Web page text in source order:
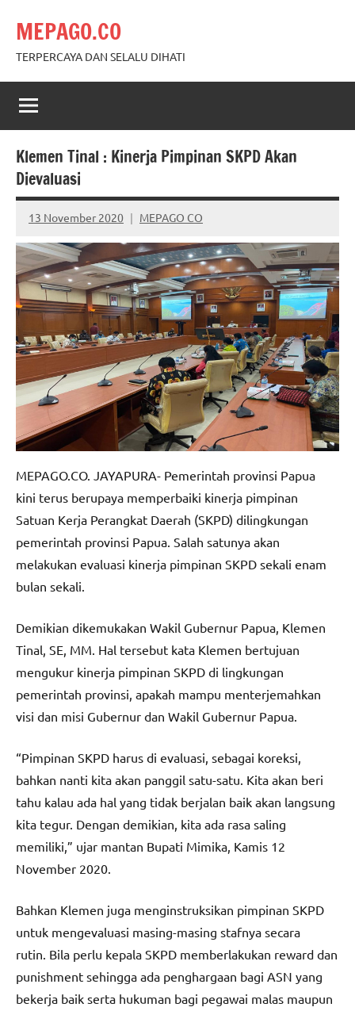
content
MEPAGO.CO
TERPERCAYA DAN SELALU DIHATI
Klemen Tinal : Kinerja Pimpinan SKPD Akan
Dievaluasi
13 November 2020 MEPAGO CO
No
comments
MEPAGO.CO. JAYAPURA- Pemerintah provinsi Papua
kini terus berupaya memperbaiki kinerja pimpinan
Satuan Kerja Perangkat Daerah (SKPD) dilingkungan
pemerintah provinsi Papua. Salah satunya akan
melakukan evaluasi kinerja pimpinan SKPD sekali enam
bulan sekali.
Demikian dikemukakan Wakil Gubernur Papua, Klemen
Tinal, SE, MM. Hal tersebut kata Klemen bertujuan
mengukur kinerja pimpinan SKPD di lingkungan
pemerintah provinsi, apakah mampu menterjemahkan
visi dan misi Gubernur dan Wakil Gubernur Papua.
“Pimpinan SKPD harus di evaluasi, sebagai koreksi,
bahkan nanti kita akan panggil satu-satu. Kita akan beri
tahu kalau ada hal yang tidak berjalan baik akan langsung
kita tegur. Dengan demikian, kita ada rasa saling
memiliki,” ujar mantan Bupati Mimika, Kamis 12
November 2020.
Bahkan Klemen juga menginstruksikan pimpinan SKPD
untuk mengevaluasi masing-masing stafnya secara
rutin. Bila perlu kepala SKPD memberlakukan reward dan
punishment sehingga ada penghargaan bagi ASN yang
bekerja baik serta hukuman bagi pegawai malas maupun